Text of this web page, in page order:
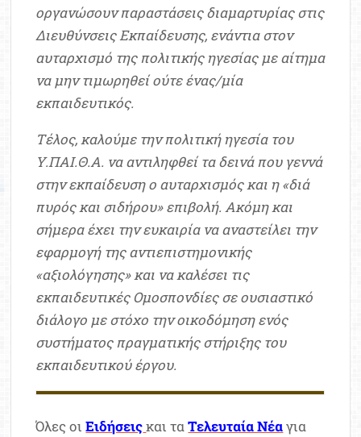
οργανώσουν παραστάσεις διαμαρτυρίας στις
Διευθύνσεις Εκπαίδευσης, ενάντια στον
αυταρχισμό της πολιτικής ηγεσίας με αίτημα
να μην τιμωρηθεί ούτε ένας/μία
εκπαιδευτικός.
Τέλος, καλούμε την πολιτική ηγεσία του
Υ.ΠΑΙ.Θ.Α. να αντιληφθεί τα δεινά που γεννά
στην εκπαίδευση ο αυταρχισμός και η «διά
πυρός και σιδήρου» επιβολή. Ακόμη και
σήμερα έχει την ευκαιρία να αναστείλει την
εφαρμογή της αντιεπιστημονικής
«αξιολόγησης» και να καλέσει τις
εκπαιδευτικές Ομοσπονδίες σε ουσιαστικό
διάλογο με στόχο την οικοδόμηση ενός
συστήματος πραγματικής στήριξης του
εκπαιδευτικού έργου.
Όλες οιΕιδήσειςκαι ταΤελευταία Νέαγια